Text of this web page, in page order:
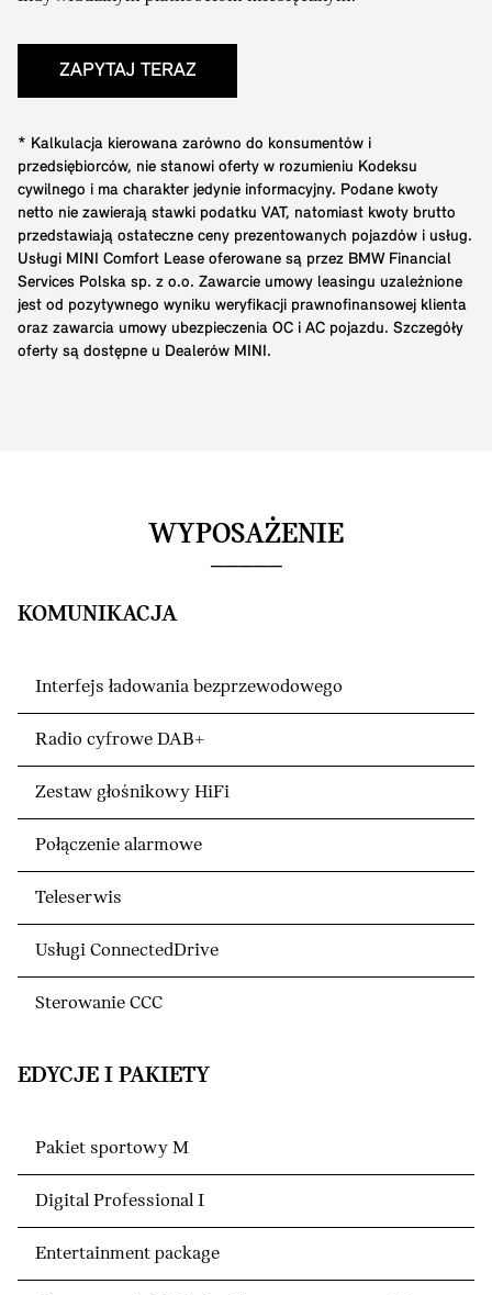
ZAPYTAJ TERAZ
* Kalkulacja kierowana zarówno do konsumentów i
przedsiębiorców, nie stanowi oferty w rozumieniu Kodeksu
cywilnego i ma charakter jedynie informacyjny. Podane kwoty
netto nie zawierają stawki podatku VAT, natomiast kwoty brutto
przedstawiają ostateczne ceny prezentowanych pojazdów i usług.
Usługi MINI Comfort Lease oferowane są przez BMW Financial
Services Polska sp. z o.o. Zawarcie umowy leasingu uzależnione
jest od pozytywnego wyniku weryfikacji prawnofinansowej klienta
oraz zawarcia umowy ubezpieczenia OC i AC pojazdu. Szczegóły
oferty są dostępne u Dealerów MINI.
WYPOSAŻENIE
KOMUNIKACJA
Interfejs ładowania bezprzewodowego
Radio cyfrowe DAB+
Zestaw głośnikowy HiFi
Połączenie alarmowe
Teleserwis
Usługi ConnectedDrive
Sterowanie CCC
EDYCJE I PAKIETY
Pakiet sportowy M
Digital Professional I
Entertainment package